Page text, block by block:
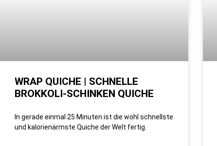
WRAP QUICHE | SCHNELLE
BROKKOLI-SCHINKEN QUICHE
In gerade einmal 25 Minuten ist die wohl schnellste
und kalorienärmste Quiche der Welt fertig.